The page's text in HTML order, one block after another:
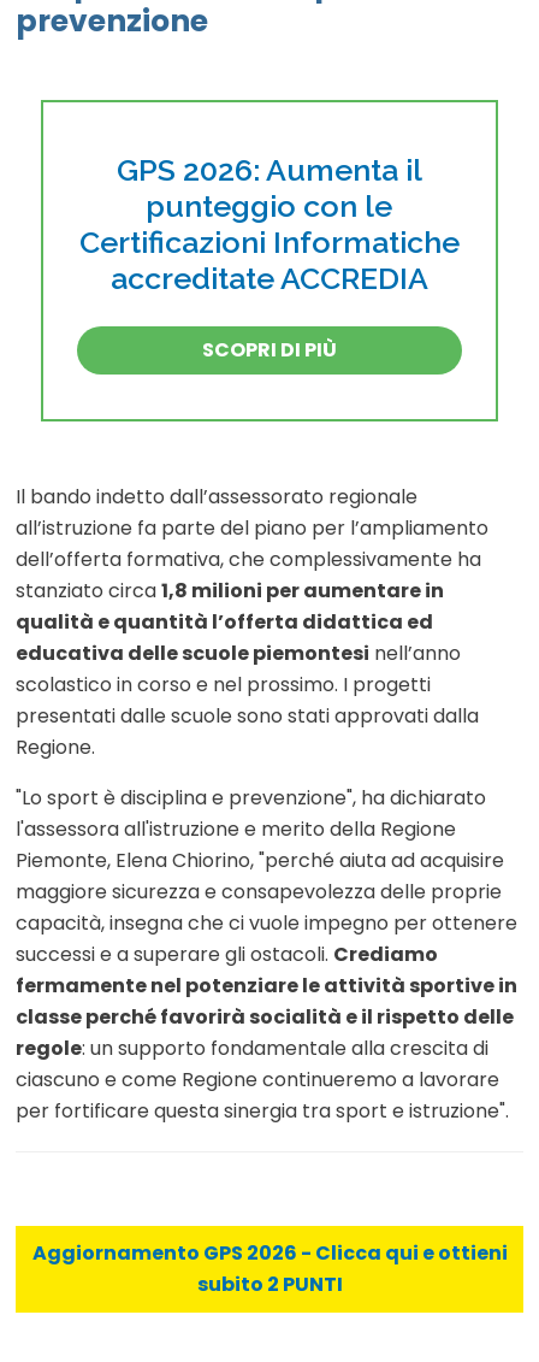
prevenzione
GPS 2026: Aumenta il
punteggio con le
Certificazioni Informatiche
accreditate ACCREDIA
SCOPRI DI PIÙ
Il bando indetto dall’assessorato regionale
all’istruzione fa parte del piano per l’ampliamento
dell’offerta formativa, che complessivamente ha
stanziato circa1,8 milioni per aumentare in
qualità e quantità l’offerta didattica ed
educativa delle scuole piemontesi nell’anno
scolastico in corso e nel prossimo. I progetti
presentati dalle scuole sono stati approvati dalla
Regione.
"Lo sport è disciplina e prevenzione", ha dichiarato
l'assessora all'istruzione e merito della Regione
Piemonte, Elena Chiorino, "perché aiuta ad acquisire
maggiore sicurezza e consapevolezza delle proprie
capacità, insegna che ci vuole impegno per ottenere
successi e a superare gli ostacoli. Crediamo
fermamente nel potenziare le attività sportive in
classe perché favorirà socialità e il rispetto delle
regole: un supporto fondamentale alla crescita di
ciascuno e come Regione continueremo a lavorare
per fortificare questa sinergia tra sport e istruzione".
Aggiornamento GPS 2026 - Clicca qui e ottieni
subito 2 PUNTI